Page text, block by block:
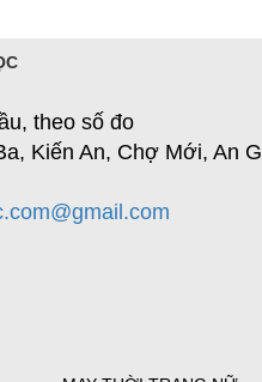
theo số đo
Kiến An, Chợ Mới, An